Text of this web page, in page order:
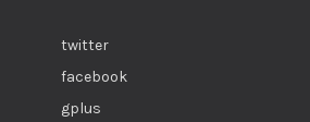
twitter
facebook
gplus